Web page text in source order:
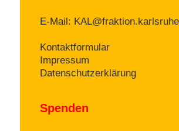
E-Mail:
Kontaktformular
Impressum
Datenschutzerklärung
Spenden